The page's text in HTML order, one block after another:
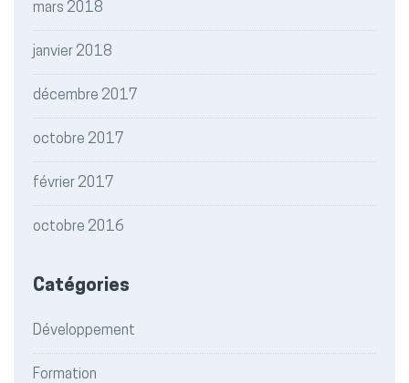
mars 2018
janvier 2018
décembre 2017
octobre 2017
février 2017
octobre 2016
Catégories
Développement
Formation